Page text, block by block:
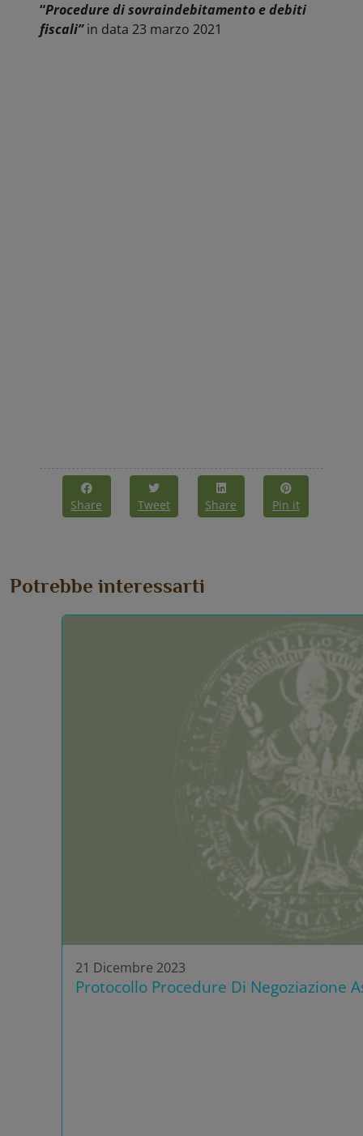
“Procedure di sovraindebitamento e debiti
fiscali” in data 23 marzo 2021
Share Tweet Share Pin it
Potrebbe interessarti
21 Dicembre 2023
Protocollo Procedure Di Negoziazione